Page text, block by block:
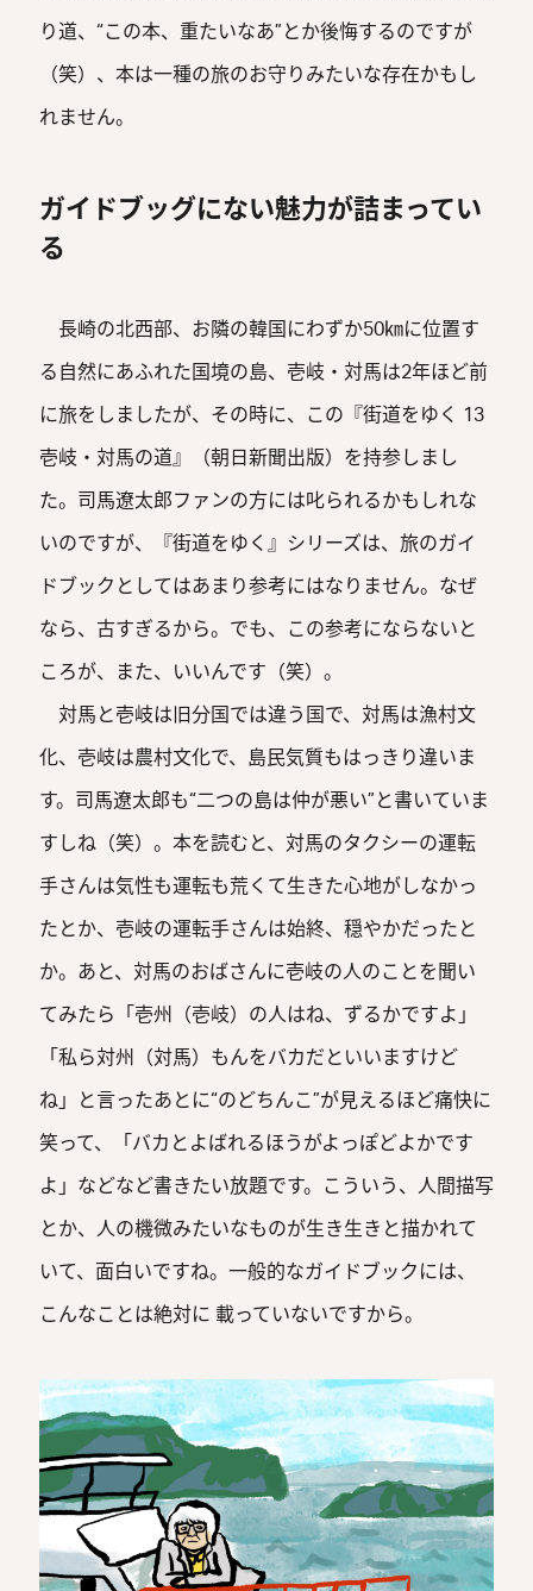
り道、“この本、重たいなあ”とか後悔するのですが
（笑）、本は一種の旅のお守りみたいな存在かもし
れません。
ガイドブッグにない魅力が詰まってい
る
長崎の北西部、お隣の韓国にわずか50㎞に位置す
る自然にあふれた国境の島、壱岐・対馬は2年ほど前
に旅をしましたが、その時に、この『街道をゆく 13
壱岐・対馬の道』（朝日新聞出版）を持参しまし
た。司馬遼太郎ファンの方には叱られるかもしれな
いのですが、『街道をゆく』シリーズは、旅のガイ
ドブックとしてはあまり参考にはなりません。なぜ
なら、古すぎるから。でも、この参考にならないと
ころが、また、いいんです（笑）。
対馬と壱岐は旧分国では違う国で、対馬は漁村文
化、壱岐は農村文化で、島民気質もはっきり違いま
す。司馬遼太郎も“二つの島は仲が悪い”と書いていま
すしね（笑）。本を読むと、対馬のタクシーの運転
手さんは気性も運転も荒くて生きた心地がしなかっ
たとか、壱岐の運転手さんは始終、穏やかだったと
か。あと、対馬のおばさんに壱岐の人のことを聞い
てみたら「壱州（壱岐）の人はね、ずるかですよ」
「私ら対州（対馬）もんをバカだといいますけど
ね」と言ったあとに“のどちんこ”が見えるほど痛快に
笑って、「バカとよばれるほうがよっぽどよかです
よ」などなど書きたい放題です。こういう、人間描写
とか、人の機微みたいなものが生き生きと描かれて
いて、面白いですね。一般的なガイドブックには、
こんなことは絶対に 載っていないですから。